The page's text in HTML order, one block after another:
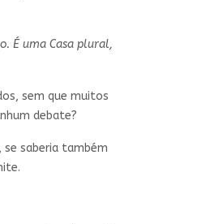
É uma Casa plural,
sem que muitos
debate?
se saberia também